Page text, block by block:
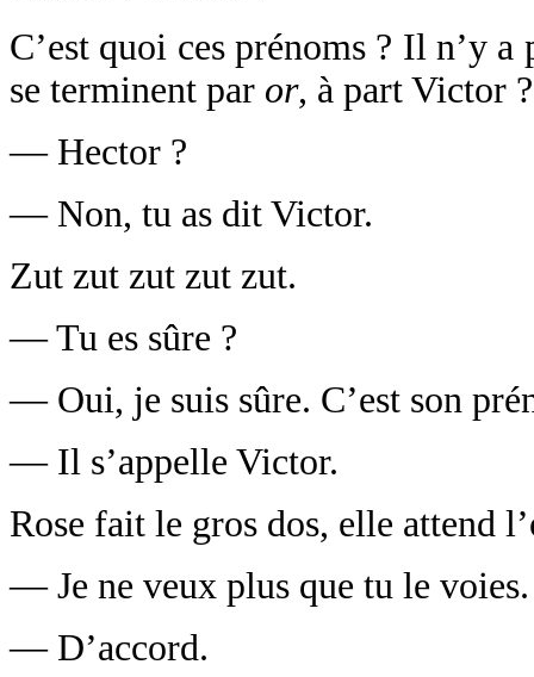
C’est quoi ces prénoms ? Il n’y
se terminent par or, à part Victor
— Hector ?
— Non, tu as dit Victor.
Zut zut zut zut zut.
— Tu es sûre ?
— Oui, je suis sûre. C’est son
— Il s’appelle Victor.
Rose fait le gros dos, elle attend
— Je ne veux plus que tu le voies.
— D’accord.